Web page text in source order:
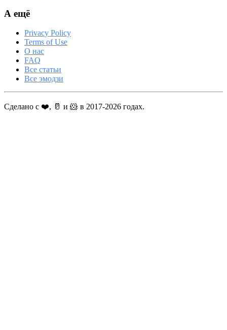
А ещё
Privacy Policy
Terms of Use
О нас
FAQ
Все статьи
Все эмодзи
Сделано с ❤️, 🥛 и 🐹 в 2017-2026 годах.